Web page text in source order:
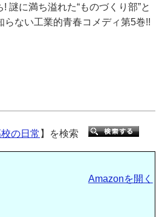
謎に満ち溢れた“ものづくり部”と
ない工業的青春コメディ第5巻!!
の日常 】を検索
Amazonを開く